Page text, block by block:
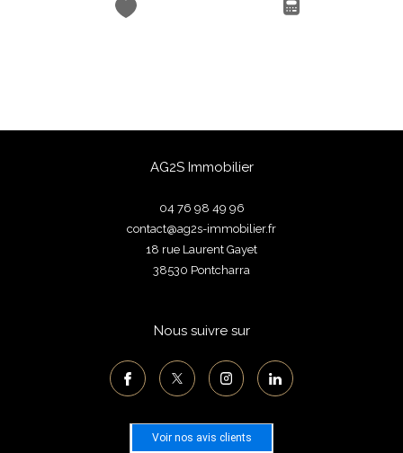
AG2S Immobilier
04 76 98 49 96
contact@ag2s-immobilier.fr
18 rue Laurent Gayet
38530
pontcharra
Nous suivre sur
Voir nos avis clients